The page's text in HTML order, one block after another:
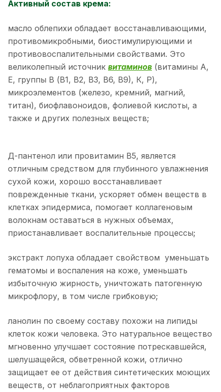
Активный состав крема:
масло облепихи обладает восстанавливающими,
противомикробными, биостимулирующими и
противовоспалительными свойствами. Это
великолепный источник витаминов (витамины А,
Е, группы В (В1, В2, B3, B6, В9), К, Р),
микроэлементов (железо, кремний, магний,
титан), биофлавоноидов, фолиевой кислоты, а
также и других полезных веществ;
Д-пантенол или провитамин В5, является
отличным средством для глубинного увлажнения
сухой кожи, хорошо восстанавливает
поврежденные ткани, ускоряет обмен веществ в
клетках эпидермиса, помогает коллагеновым
волокнам оставаться в нужных объемах,
приостанавливает воспалительные процессы;
экстракт лопуха обладает свойством уменьшать
гематомы и воспаления на коже, уменьшать
избыточную жирность, уничтожать патогенную
микрофлору, в том числе грибковую;
ланолин по своему составу похожи на липиды
клеток кожи человека. Это натуральное вещество
мгновенно улучшает состояние потрескавшейся,
шелушащейся, обветренной кожи, отлично
защищает ее от действия синтетических моющих
веществ, от неблагоприятных факторов